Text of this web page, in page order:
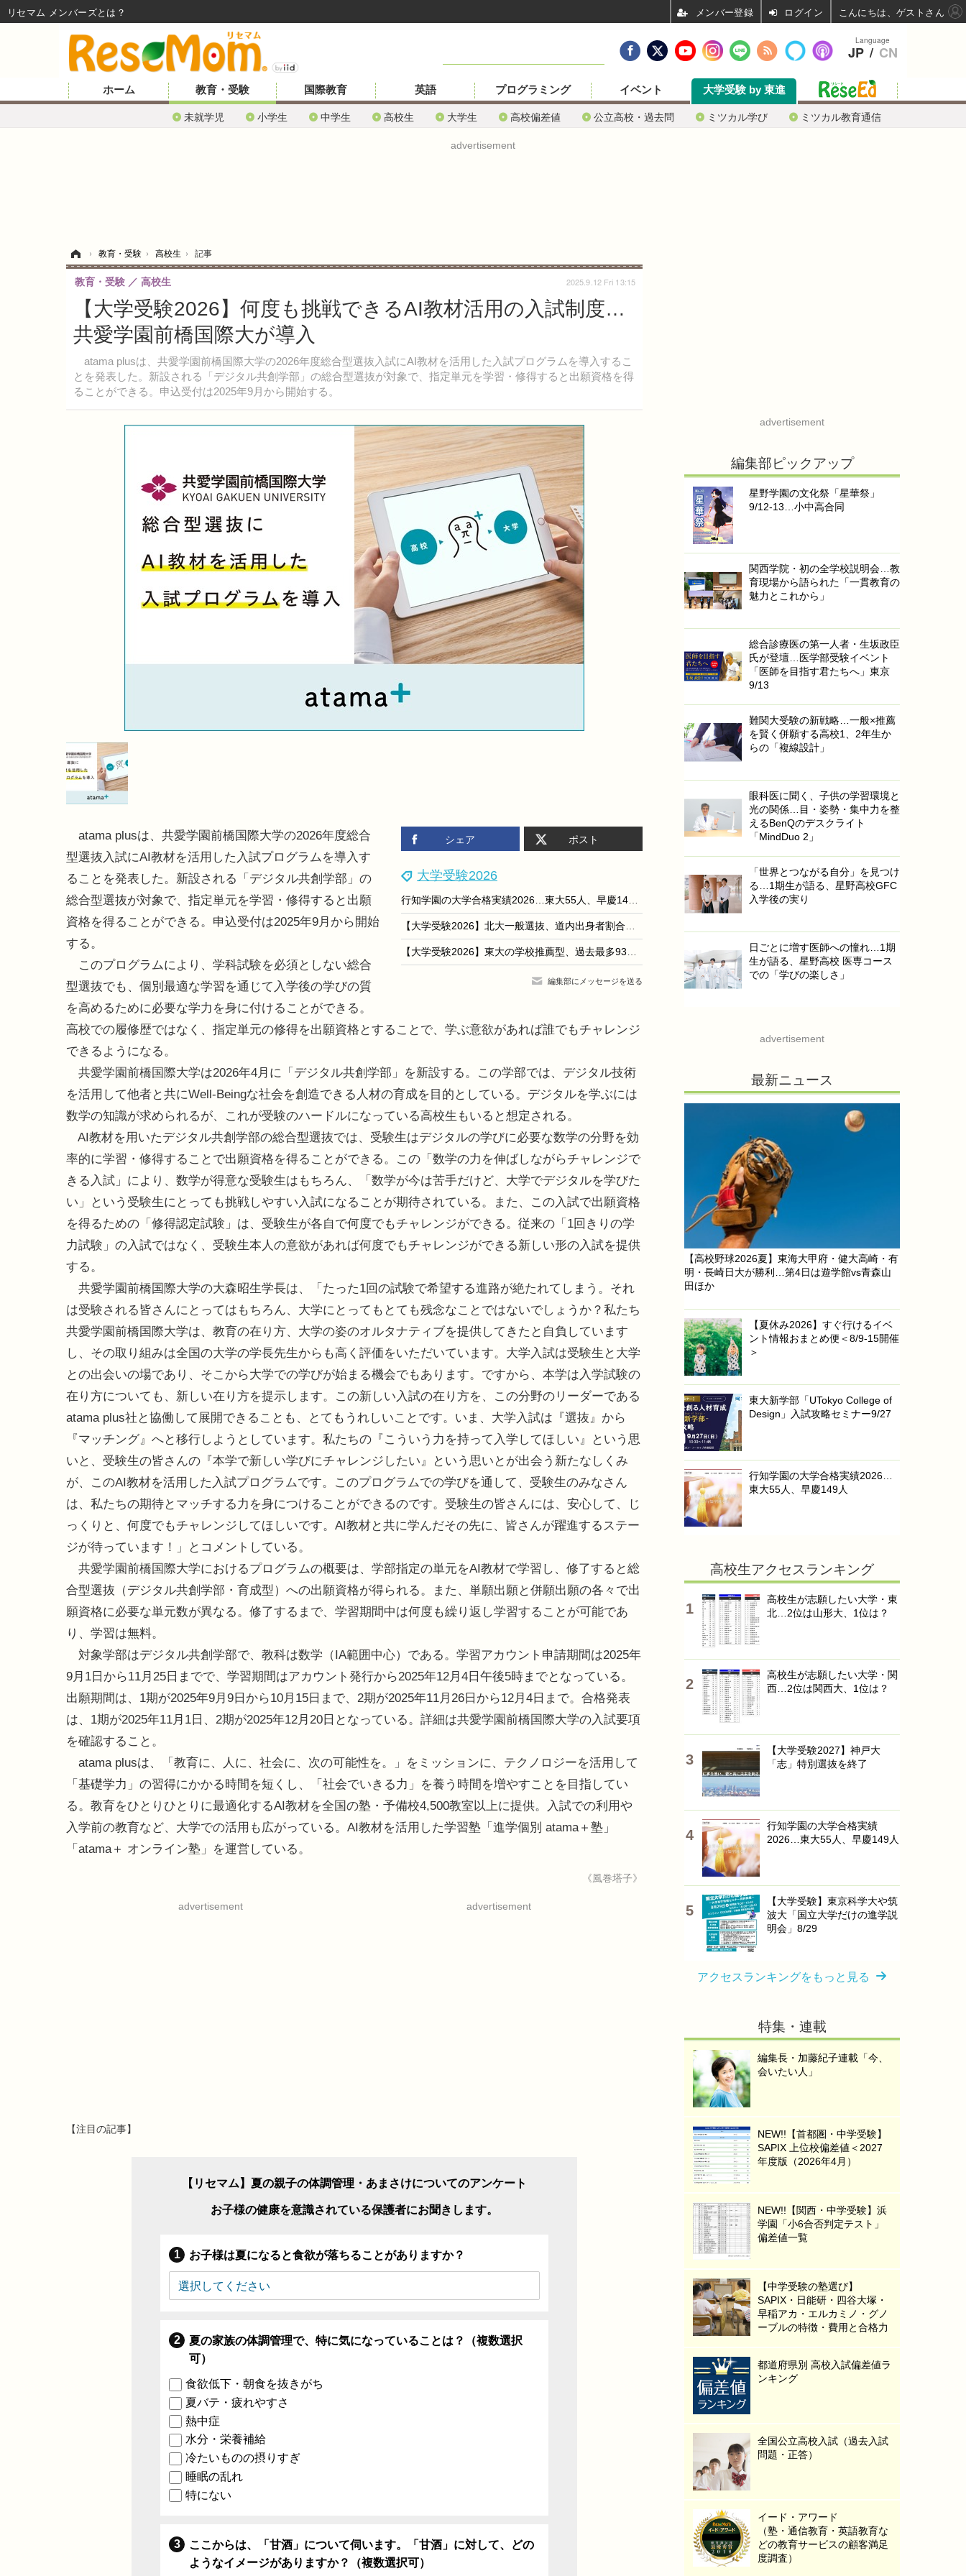
ホーム 教育・受験
未就学児 小学生 中学生 高校生 大学生 高校偏差値 公立高校・過去問 ミツカル学び ミツカル教育通信
国際教育 英語 プログラミング イベント 大学受験 by 東進
advertisement
› 教育・受験 › 高校生 › 記事
【大学受験2026】何度も挑戦できるAI教材活用の入試制度…
共愛学園前橋国際大が導入
atama plusは、共愛学園前橋国際大学の2026年度総合型選抜入試にAI教材を活用した入試プログラムを導入するこ
とを発表した。新設される「デジタル共創学部」の総合型選抜が対象で、指定単元を学習・修得すると出願資格を得
ることができる。申込受付は2025年9月から開始する。
教育・受験 高校生 2025.9.12 Fri 13:15
シェア ポスト
大学受験2026
行知学園の大学合格実績2026…東大55人、早慶149人
【大学受験2026】北大一般選抜、道内出身者割合は前期33.4％…過去10年で2番目の低さ
【大学受験2026】東大の学校推薦型、過去最多93人合格…女子比率は高水準を維持
編集部にメッセージを送る
atama plusは、共愛学園前橋国際大学の2026年度総合
型選抜入試にAI教材を活用した入試プログラムを導入す
ることを発表した。新設される「デジタル共創学部」の
総合型選抜が対象で、指定単元を学習・修得すると出願
資格を得ることができる。申込受付は2025年9月から開始
する。
このプログラムにより、学科試験を必須としない総合
型選抜でも、個別最適な学習を通じて入学後の学びの質
を高めるために必要な学力を身に付けることができる。
高校での履修歴ではなく、指定単元の修得を出願資格とすることで、学ぶ意欲があれば誰でもチャレンジ
できるようになる。
共愛学園前橋国際大学は2026年4月に「デジタル共創学部」を新設する。この学部では、デジタル技術
を活用して他者と共にWell-Beingな社会を創造できる人材の育成を目的としている。デジタルを学ぶには
数学の知識が求められるが、これが受験のハードルになっている高校生もいると想定される。
AI教材を用いたデジタル共創学部の総合型選抜では、受験生はデジタルの学びに必要な数学の分野を効
率的に学習・修得することで出願資格を得ることができる。この「数学の力を伸ばしながらチャレンジで
きる入試」により、数学が得意な受験生はもちろん、「数学が今は苦手だけど、大学でデジタルを学びた
い」という受験生にとっても挑戦しやすい入試になることが期待されている。また、この入試で出願資格
を得るための「修得認定試験」は、受験生が各自で何度でもチャレンジができる。従来の「1回きりの学
力試験」の入試ではなく、受験生本人の意欲があれば何度でもチャレンジができる新しい形の入試を提供
する。
共愛学園前橋国際大学の大森昭生学長は、「たった1回の試験で希望する進路が絶たれてしまう。それ
は受験される皆さんにとってはもちろん、大学にとってもとても残念なことではないでしょうか？私たち
共愛学園前橋国際大学は、教育の在り方、大学の姿のオルタナティブを提供してきたと自負しています
し、その取り組みは全国の大学の学長先生からも高く評価をいただいています。大学入試は受験生と大学
との出会いの場であり、そこから大学での学びが始まる機会でもあります。ですから、本学は入学試験の
在り方についても、新しい在り方を提示します。この新しい入試の在り方を、この分野のリーダーである
atama plus社と協働して展開できることも、とてもうれしいことです。いま、大学入試は『選抜』から
『マッチング』へと移行しようとしています。私たちの『こういう力を持って入学してほしい』という思
いと、受験生の皆さんの『本学で新しい学びにチャレンジしたい』という思いとが出会う新たなしくみ
が、このAI教材を活用した入試プログラムです。このプログラムでの学びを通して、受験生のみなさん
は、私たちの期待とマッチする力を身につけることができるのです。受験生の皆さんには、安心して、じ
っくりと、何度でもチャレンジしてほしいです。AI教材と共に学んだその先に、皆さんが躍進するステー
ジが待っています！」とコメントしている。
共愛学園前橋国際大学におけるプログラムの概要は、学部指定の単元をAI教材で学習し、修了すると総
合型選抜（デジタル共創学部・育成型）への出願資格が得られる。また、単願出願と併願出願の各々で出
願資格に必要な単元数が異なる。修了するまで、学習期間中は何度も繰り返し学習することが可能であ
り、学習は無料。
対象学部はデジタル共創学部で、教科は数学（IA範囲中心）である。学習アカウント申請期間は2025年
9月1日から11月25日までで、学習期間はアカウント発行から2025年12月4日午後5時までとなっている。
出願期間は、1期が2025年9月9日から10月15日まで、2期が2025年11月26日から12月4日まで。合格発表
は、1期が2025年11月1日、2期が2025年12月20日となっている。詳細は共愛学園前橋国際大学の入試要項
を確認すること。
atama plusは、「教育に、人に、社会に、次の可能性を。」をミッションに、テクノロジーを活用して
「基礎学力」の習得にかかる時間を短くし、「社会でいきる力」を養う時間を増やすことを目指してい
る。教育をひとりひとりに最適化するAI教材を全国の塾・予備校4,500教室以上に提供。入試での利用や
入学前の教育など、大学での活用も広がっている。AI教材を活用した学習塾「進学個別 atama＋塾」
「atama＋ オンライン塾」を運営している。
《風巻塔子》
advertisement advertisement
【注目の記事】
【リセマム】夏の親子の体調管理・あまさけについてのアンケート
お子様の健康を意識されている保護者にお聞きします。
お子様は夏になると食欲が落ちることがありますか？
夏の家族の体調管理で、特に気になっていることは？（複数選択
可）
食欲低下・朝食を抜きがち
夏バテ・疲れやすさ
熱中症
水分・栄養補給
冷たいものの摂りすぎ
睡眠の乱れ
特にない
ここからは、「甘酒」について伺います。「甘酒」に対して、どの
ようなイメージがありますか？（複数選択可）
advertisement
編集部ピックアップ
星野学園の文化祭「星華祭」
9/12-13…小中高合同
関西学院・初の全学校説明会…教
育現場から語られた「一貫教育の
魅力とこれから」
総合診療医の第一人者・生坂政臣
氏が登壇…医学部受験イベント
「医師を目指す君たちへ」東京
9/13
難関大受験の新戦略…一般×推薦
を賢く併願する高校1、2年生か
らの「複線設計」
眼科医に聞く、子供の学習環境と
光の関係…目・姿勢・集中力を整
えるBenQのデスクライト
「MindDuo 2」
「世界とつながる自分」を見つけ
る…1期生が語る、星野高校GFC
入学後の実り
日ごとに増す医師への憧れ…1期
生が語る、星野高校 医専コース
での「学びの楽しさ」
advertisement
最新ニュース
【高校野球2026夏】東海大甲府・健大高崎・有
明・長崎日大が勝利…第4日は遊学館vs青森山
田ほか
【夏休み2026】すぐ行けるイベ
ント情報おまとめ便＜8/9-15開催
＞
東大新学部「UTokyo College of
Design」入試攻略セミナー9/27
行知学園の大学合格実績2026…
東大55人、早慶149人
高校生アクセスランキング
高校生が志願したい大学・東
北…2位は山形大、1位は？
高校生が志願したい大学・関
西…2位は関西大、1位は？
【大学受験2027】神戸大
「志」特別選抜を終了
行知学園の大学合格実績
2026…東大55人、早慶149人
【大学受験】東京科学大や筑
波大「国立大学だけの進学説
明会」8/29
アクセスランキングをもっと見る
特集・連載
編集長・加藤紀子連載「今、
会いたい人」
NEW!!【首都圏・中学受験】
SAPIX 上位校偏差値＜2027
年度版（2026年4月）
NEW!!【関西・中学受験】浜
学園「小6合否判定テスト」
偏差値一覧
【中学受験の塾選び】
SAPIX・日能研・四谷大塚・
早稲アカ・エルカミノ・グノ
ーブルの特徴・費用と合格力
都道府県別 高校入試偏差値ラ
ンキング
全国公立高校入試（過去入試
問題・正答）
イード・アワード
（塾・通信教育・英語教育な
どの教育サービスの顧客満足
度調査）
Language
JP / CN
リセマム メンバーズ ログイン こんにちは、ゲストさん